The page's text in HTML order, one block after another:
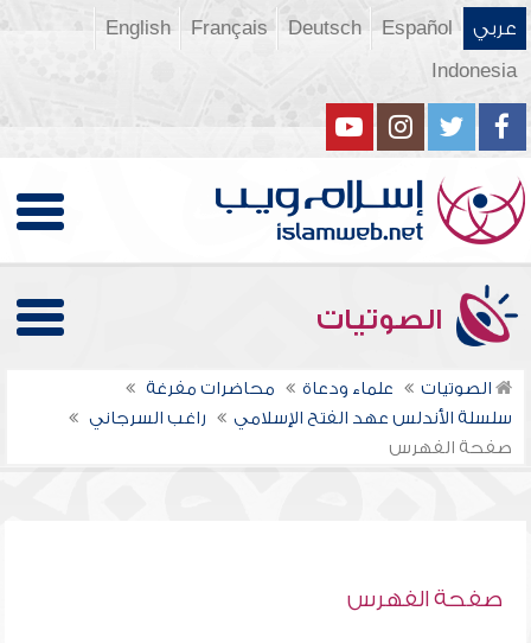
عربي Español
Deutsch
Français
English
Indonesia
الصوتيات
الصوتيات علماء ودعاة
محاضرات مفرغة
سلسلة الأندلس عهد الفتح الإسلامي
راغب السرجاني
صفحة الفهرس
صفحة الفهرس